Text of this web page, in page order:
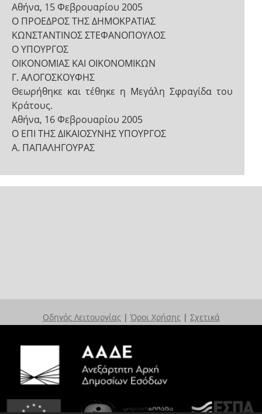
Αθήνα, 15 Φεβρουαρίου 2005
Ο ΠΡΟΕΔΡΟΣ ΤΗΣ ΔΗΜΟΚΡΑΤΙΑΣ
ΚΩΝΣΤΑΝΤΙΝΟΣ ΣΤΕΦΑΝΟΠΟΥΛΟΣ
Ο ΥΠΟΥΡΓΟΣ
ΟΙΚΟΝΟΜΙΑΣ ΚΑΙ ΟΙΚΟΝΟΜΙΚΩΝ
Γ. ΑΛΟΓΟΣΚΟΥΦΗΣ
Θεωρήθηκε και τέθηκε η Μεγάλη Σφραγίδα του
Κράτους.
Αθήνα, 16 Φεβρουαρίου 2005
Ο ΕΠΙ ΤΗΣ ΔΙΚΑΙΟΣΥΝΗΣ ΥΠΟΥΡΓΟΣ
Α. ΠΑΠΑΛΗΓΟΥΡΑΣ
Οδηγός Λειτουργίας | Όροι Χρήσης | Σχετικά